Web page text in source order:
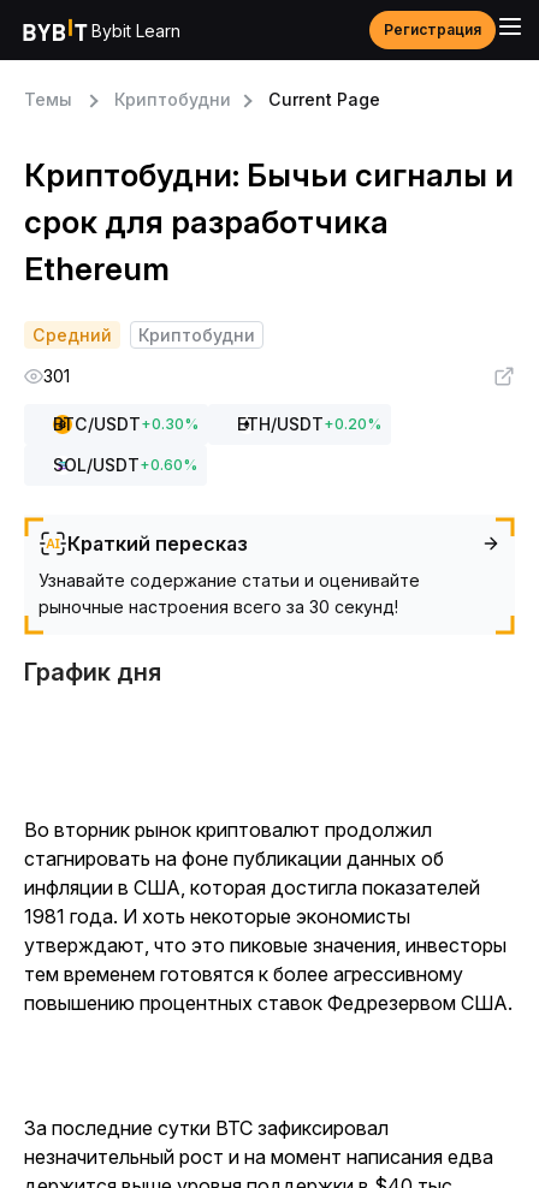
Bybit Learn Регистрация
Темы Криптобудни Current Page
Криптобудни: Бычьи сигналы и
срок для разработчика
Ethereum
Средний
Криптобудни
301
BTC/USDT+0.30% ETH/USDT+0.20%
SOL/USDT+0.60%
Краткий пересказ
Узнавайте содержание статьи и оценивайте
рыночные настроения всего за 30 секунд!
График дня
Во вторник рынок криптовалют продолжил
стагнировать на фоне публикации данных об
инфляции в США, которая достигла показателей
1981 года. И хоть некоторые экономисты
утверждают, что это пиковые значения, инвесторы
тем временем готовятся к более агрессивному
повышению процентных ставок Федрезервом США.
За последние сутки BTC зафиксировал
незначительный рост и на момент написания едва